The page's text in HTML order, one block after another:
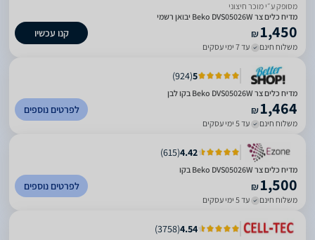
מסופק ע״י מוכר חיצוני
מדיח כלים ‏צר Beko DVS05026W יבואן רשמי
₪1,450
משלוח חינם עד 7 ימי עסקים
קנו עכשיו
5
(
924
)
מדיח כלים ‏צר Beko DVS05026W בקו לבן
₪1,464
משלוח חינם עד 5 ימי עסקים
לפרטים נוספים
4.42
(
615
)
מדיח כלים צר Beko DVS05026W בקו
₪1,500
משלוח חינם עד 5 ימי עסקים
לפרטים נוספים
4.54
(
3758
)